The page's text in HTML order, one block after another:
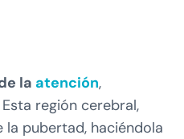
la atención,
región cerebral,
pubertad, haciéndola